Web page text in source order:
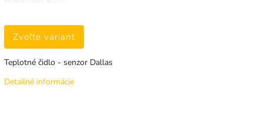
Zvoľte variant
Teplotné čidlo - senzor Dallas
Detailné informácie